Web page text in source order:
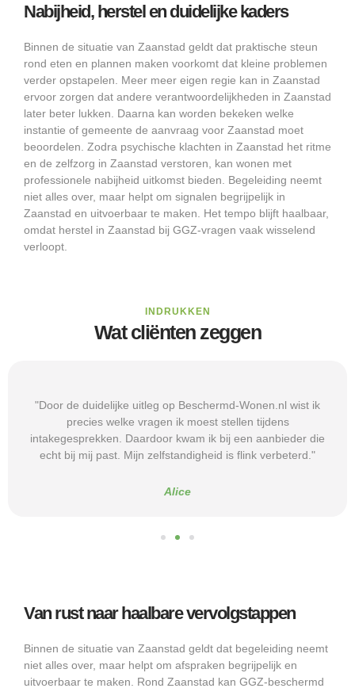
Nabijheid, herstel en duidelijke kaders
Binnen de situatie van Zaanstad geldt dat praktische steun
rond eten en plannen maken voorkomt dat kleine problemen
verder opstapelen. Meer meer eigen regie kan in Zaanstad
ervoor zorgen dat andere verantwoordelijkheden in Zaanstad
later beter lukken. Daarna kan worden bekeken welke
instantie of gemeente de aanvraag voor Zaanstad moet
beoordelen. Zodra psychische klachten in Zaanstad het ritme
en de zelfzorg in Zaanstad verstoren, kan wonen met
professionele nabijheid uitkomst bieden. Begeleiding neemt
niet alles over, maar helpt om signalen begrijpelijk in
Zaanstad en uitvoerbaar te maken. Het tempo blijft haalbaar,
omdat herstel in Zaanstad bij GGZ-vragen vaak wisselend
verloopt.
INDRUKKEN
Wat cliënten zeggen
"Door de duidelijke uitleg op Beschermd-Wonen.nl wist ik
precies welke vragen ik moest stellen tijdens
intakegesprekken. Daardoor kwam ik bij een aanbieder die
echt bij mij past. Mijn zelfstandigheid is flink verbeterd."
Alice
Van rust naar haalbare vervolgstappen
Binnen de situatie van Zaanstad geldt dat begeleiding neemt
niet alles over, maar helpt om afspraken begrijpelijk en
uitvoerbaar te maken. Rond Zaanstad kan GGZ-beschermd